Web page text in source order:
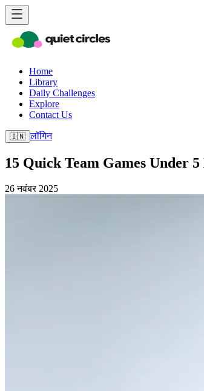
Home
Library
Daily Challenges
Explore
Contact Us
🇮🇳 लॉगिन
15 Quick Team Games Under
26 नवंबर 2025